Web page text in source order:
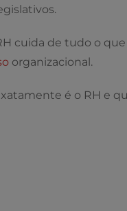
cuida de tudo o
organizacional.
é o RH e